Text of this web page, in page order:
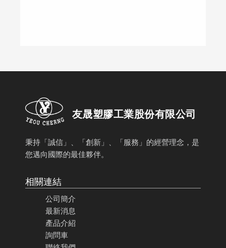
友晟塑膠工業股份有限公司
秉持「誠信」、「創新」、「服務」的經營理念，是
您邁向國際的最佳夥伴。
相關連結
公司簡介
最新消息
產品介紹
詢問車